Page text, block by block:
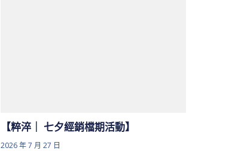
【粹淬｜ 七夕經銷檔期活動】
2026 年 7 月 27 日